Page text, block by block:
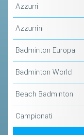
Azzurri
Azzurrini
Badminton Europa
Badminton World
Beach Badminton
Campionati